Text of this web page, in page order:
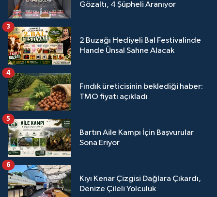
Gözaltı, 4 Şüpheli Aranıyor
2 Buzağı Hediyeli Bal Festivalinde
Hande Ünsal Sahne Alacak
3
Fındık üreticisinin beklediği haber:
TMO fiyatı açıkladı
4
Bartın Aile Kampı İçin Başvurular
Sona Eriyor
5
Kıyı Kenar Çizgisi Dağlara Çıkardı,
Denize Çileli Yolculuk
6